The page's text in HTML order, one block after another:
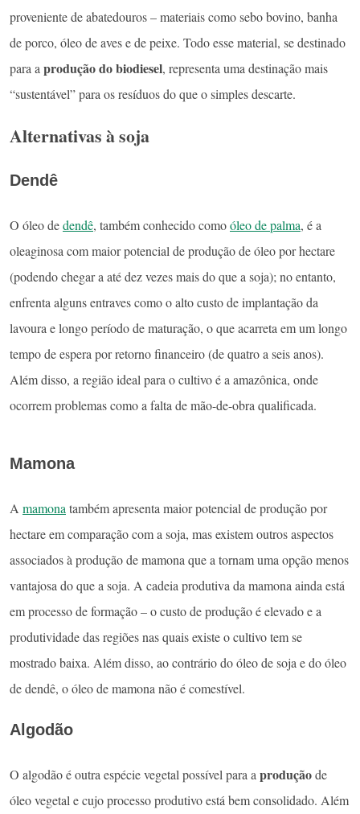
proveniente de abatedouros – materiais como sebo bovino, banha
de porco, óleo de aves e de peixe. Todo esse material, se destinado
para a produção do biodiesel, representa uma destinação mais
“sustentável” para os resíduos do que o simples descarte.
Alternativas à soja
Dendê
O óleo dedendê, também conhecido comoóleo de palma, é a
oleaginosa com maior potencial de produção de óleo por hectare
(podendo chegar a até dez vezes mais do que a soja); no entanto,
enfrenta alguns entraves como o alto custo de implantação da
lavoura e longo período de maturação, o que acarreta em um longo
tempo de espera por retorno financeiro (de quatro a seis anos).
Além disso, a região ideal para o cultivo é a amazônica, onde
ocorrem problemas como a falta de mão-de-obra qualificada.
Mamona
A mamona também apresenta maior potencial de produção por
hectare em comparação com a soja, mas existem outros aspectos
associados à produção de mamona que a tornam uma opção menos
vantajosa do que a soja. A cadeia produtiva da mamona ainda está
em processo de formação – o custo de produção é elevado e a
produtividade das regiões nas quais existe o cultivo tem se
mostrado baixa. Além disso, ao contrário do óleo de soja e do óleo
de dendê, o óleo de mamona não é comestível.
Algodão
O algodão é outra espécie vegetal possível para a produçãode
óleo vegetal e cujo processo produtivo está bem consolidado. Além